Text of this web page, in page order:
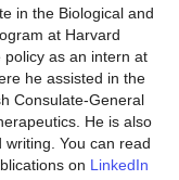
in the Biological and
at Harvard
policy as an intern at
he assisted in the
Consulate-General
He is also
You can read
on LinkedIn